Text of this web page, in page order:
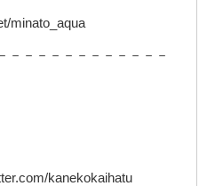
minato_aqua
－－－－－－－－－－－
kanekokaihatu